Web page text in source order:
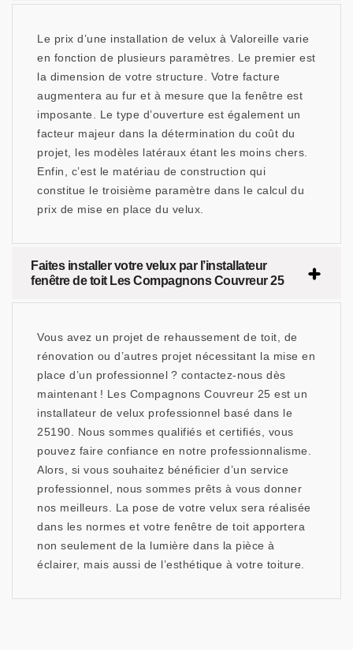
Le prix d’une installation de velux à Valoreille varie
en fonction de plusieurs paramètres. Le premier est
la dimension de votre structure. Votre facture
augmentera au fur et à mesure que la fenêtre est
imposante. Le type d’ouverture est également un
facteur majeur dans la détermination du coût du
projet, les modèles latéraux étant les moins chers.
Enfin, c’est le matériau de construction qui
constitue le troisième paramètre dans le calcul du
prix de mise en place du velux.
Faites installer votre velux par l’installateur
fenêtre de toit Les Compagnons Couvreur 25
Vous avez un projet de rehaussement de toit, de
rénovation ou d’autres projet nécessitant la mise en
place d’un professionnel ? contactez-nous dès
maintenant ! Les Compagnons Couvreur 25 est un
installateur de velux professionnel basé dans le
25190. Nous sommes qualifiés et certifiés, vous
pouvez faire confiance en notre professionnalisme.
Alors, si vous souhaitez bénéficier d’un service
professionnel, nous sommes prêts à vous donner
nos meilleurs. La pose de votre velux sera réalisée
dans les normes et votre fenêtre de toit apportera
non seulement de la lumière dans la pièce à
éclairer, mais aussi de l’esthétique à votre toiture.